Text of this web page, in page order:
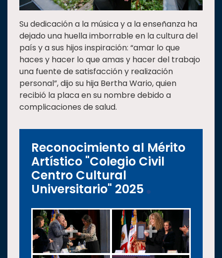
Su dedicación a la música y a la enseñanza ha
dejado una huella imborrable en la cultura del
país y a sus hijos inspiración: “amar lo que
haces y hacer lo que amas y hacer del trabajo
una fuente de satisfacción y realización
personal”, dijo su hija Bertha Wario, quien
recibió la placa en su nombre debido a
complicaciones de salud.
Reconocimiento al Mérito
Artístico "Colegio Civil
Centro Cultural
Universitario" 2025